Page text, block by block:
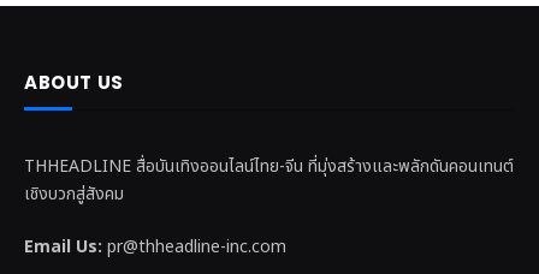
ABOUT US
THHEADLINE สื่อบันเทิงออนไลน์ไทย-จีน ที่มุ่งสร้างและพลักดันคอนเทนต์
เชิงบวกสู่สังคม
Email Us: pr@thheadline-inc.com